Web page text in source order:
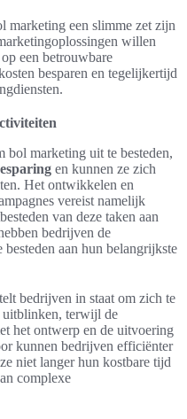
marketing een slimme zet zijn
willen
een betrouwbare
besparen en tegelijkertijd
bol marketing uit te besteden,
en kunnen ze zich
Het ontwikkelen en
vereist namelijk
van deze taken aan
bedrijven de
aan hun belangrijkste
bedrijven in staat om zich te
uitblinken, terwijl de
het ontwerp en de uitvoering
kunnen bedrijven efficiënter
niet langer hun kostbare tijd
complexe